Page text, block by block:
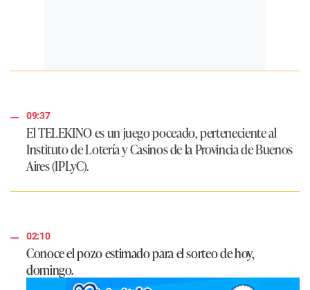
09:37
El TELEKINO es un juego poceado, perteneciente al
Instituto de Lotería y Casinos de la Provincia de Buenos
Aires (IPLyC).
02:10
Conoce el pozo estimado para el sorteo de hoy,
domingo.